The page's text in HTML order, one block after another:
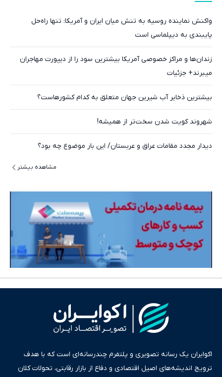
واکنش نماینده روسیه به تنش میان ایران و آمریکا: تنها راه‌حل
پایبندی به دیپلماسی است
زندان‌ها و مراکز خصوصی آمریکا بیشترین سود را از دیپورت مهاجران
میبرند+ جزئیات
بیشترین ذخایر آب شیرین جهان متعلق به کدام کشورهاست؟
شهروند کویت شدن سخت‌تر از همیشه!
دیدار مجدد مقامات عراق و عربستان/ این بار موضوع چه بود؟
مشاهده بیشتر
اکوایران یک رسانه تصویری و پلتفرم چندرسانه‌ای است که با هدف
ترویج اندیشه‌های اصیل اقتصادی و دفاع از بازار رقابتی، تحولات کلان